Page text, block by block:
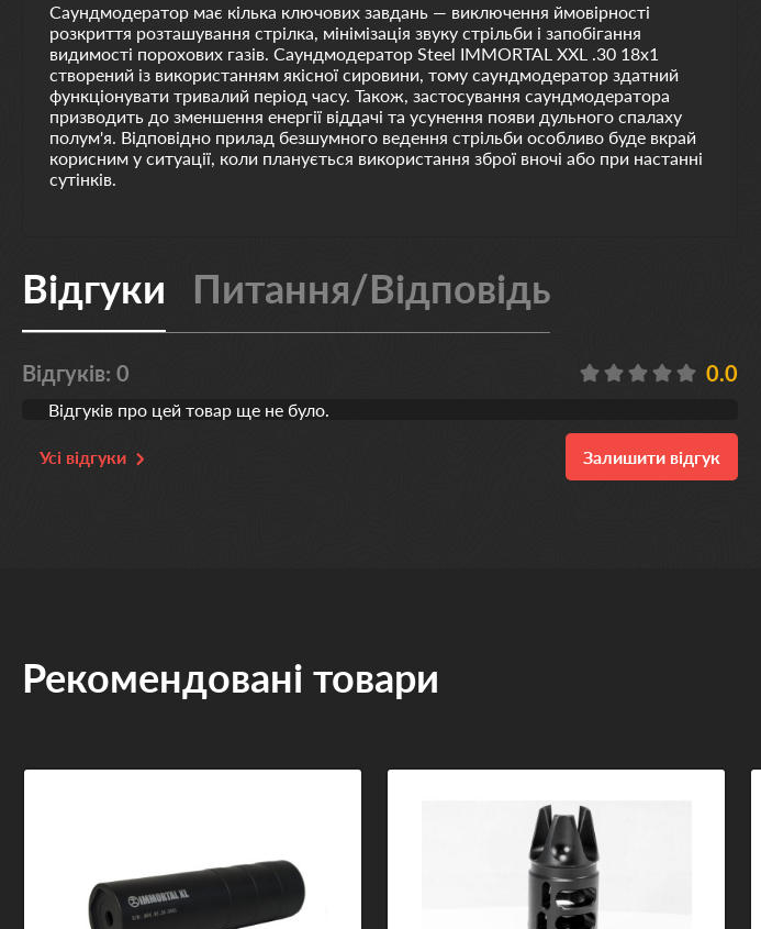
Саундмодератор має кілька ключових завдань — виключення ймовірності
розкриття розташування стрілка, мінімізація звуку стрільби і запобігання
видимості порохових газів. Саундмодератор Steel IMMORTAL XXL .30 18х1
створений із використанням якісної сировини, тому саундмодератор здатний
функціонувати тривалий період часу. Також, застосування саундмодератора
призводить до зменшення енергії віддачі та усунення появи дульного спалаху
полум'я. Відповідно прилад безшумного ведення стрільби особливо буде вкрай
корисним у ситуації, коли планується використання зброї вночі або при настанні
сутінків.
Відгуки Питання/Відповідь
Відгуків: 0 0.0
Відгуків про цей товар ще не було.
Усі відгуки Залишити відгук
Рекомендовані товари